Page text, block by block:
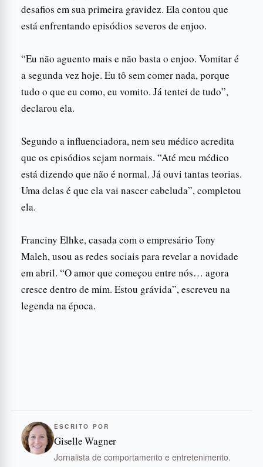
desafios em sua primeira gravidez. Ela contou que
está enfrentando episódios severos de enjoo.
“Eu não aguento mais e não basta o enjoo. Vomitar é
a segunda vez hoje. Eu tô sem comer nada, porque
tudo o que eu como, eu vomito. Já tentei de tudo”,
declarou ela.
Segundo a influenciadora, nem seu médico acredita
que os episódios sejam normais. “Até meu médico
está dizendo que não é normal. Já ouvi tantas teorias.
Uma delas é que ela vai nascer cabeluda”, completou
ela.
Franciny Elhke, casada com o empresário Tony
Maleh, usou as redes sociais para revelar a novidade
em abril. “O amor que começou entre nós… agora
cresce dentro de mim. Estou grávida”, escreveu na
legenda na época.
ESCRITO POR
Giselle Wagner
Jornalista de comportamento e entretenimento.